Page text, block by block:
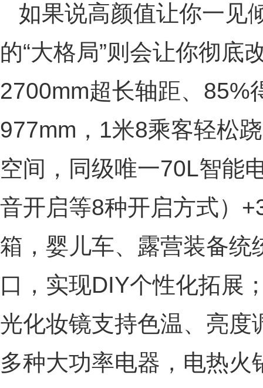
如果说高颜值让你一见
的“大格局”则会让你彻底
2700mm超长轴距、85%
977mm，1米8乘客轻松
空间，同级唯一70L智能
音开启等8种开启方式）
箱，婴儿车、露营装备
口，实现DIY个性化拓展
光化妆镜支持色温、亮
多种大功率电器，电热